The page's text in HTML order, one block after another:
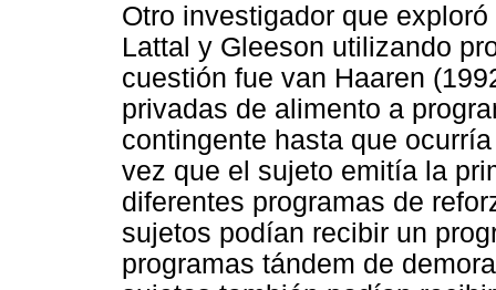
Otro investigador que
Lattal y Gleeson utilizando
cuestión fue van Haaren
privadas de alimento a
contingente hasta que
vez que el sujeto emitía la
diferentes programas de
sujetos podían recibir un
programas tándem de